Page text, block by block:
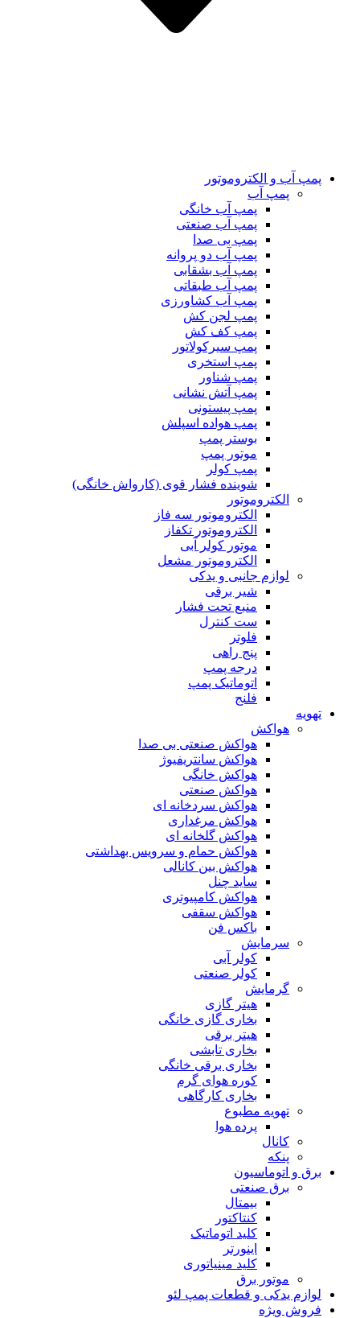
پمپ آب و الکتروموتور
پمپ آب
پمپ آب خانگی
پمپ آب صنعتی
پمپ بی صدا
پمپ آب دو پروانه
پمپ آب بشقابی
پمپ آب طبقاتی
پمپ آب کشاورزی
پمپ لجن کش
پمپ کف کش
پمپ سیرکولاتور
پمپ استخری
پمپ شناور
پمپ آتش نشانی
پمپ پیستونی
پمپ هواده اسپلش
بوستر پمپ
موتور پمپ
پمپ کولر
شوینده فشار قوی (کارواش خانگی)
الکتروموتور
الکتروموتور سه فاز
الکتروموتور تکفاز
موتور کولر آبی
الکتروموتور مشعل
لوازم جانبی و یدکی
شیر برقی
منبع تحت فشار
ست کنترل
فلوتر
پنج راهی
درجه پمپ
اتوماتیک پمپ
فلنج
تهویه
هواکش
هواکش صنعتی بی صدا
هواکش سانتریفیوژ
هواکش خانگی
هواکش صنعتی
هواکش سردخانه ای
هواکش مرغداری
هواکش گلخانه ای
هواکش حمام و سرویس بهداشتی
هواکش بین کانالی
ساید چنل
هواکش کامپیوتری
هواکش سقفی
باکس فن
سرمایش
کولر آبی
کولر صنعتی
گرمایش
هیتر گازی
بخاری گازی خانگی
هیتر برقی
بخاری تابشی
بخاری برقی خانگی
کوره هوای گرم
بخاری کارگاهی
تهویه مطبوع
پرده هوا
کانال
پنکه
برق و اتوماسیون
برق صنعتی
بیمتال
کنتاکتور
کلید اتوماتیک
اینورتر
کلید مینیاتوری
موتور برق
لوازم یدکی و قطعات پمپ لئو
فروش ویژه